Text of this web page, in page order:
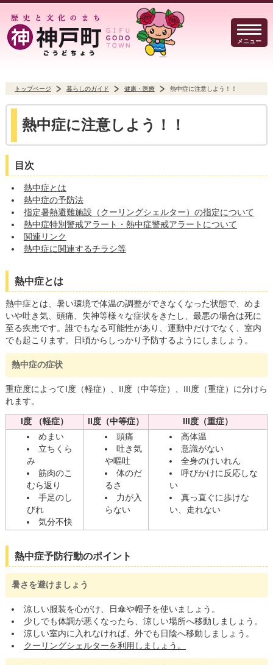
メニュー
暮らしのガイド イベント・観光
事業者の方へ
Select Language ▼
読み上げる
0584-27-3111
トップページへ戻る
トップページ 暮らしのガイド 健康・医療 熱中症に注意しよう！！
熱中症に注意しよう！！
目次
熱中症とは
熱中症の予防法
指定暑熱避難施設（クーリングシェルター）の指定について
熱中症特別警戒アラート・熱中症警戒アラートについて
関連リンク
熱中症に関連するチラシ等
熱中症とは
熱中症とは、暑い環境で体温の調整ができなくなった状態で、めま
いや吐き気、頭痛、失神等様々な症状をきたし、最悪の場合は死に
至る疾患です。誰でもなる可能性があり、運動中だけでなく、室内
でも起こります。日頃からしっかり予防するようにしましょう。
熱中症の症状
重症度によってI度（軽症）、II度（中等症）、III度（重症）に分けら
れます。
I度 （軽症） II度（中等症）
III度（重症）
めまい
立ちくら
み
筋肉のこ
むら返り
手足のし
びれ
気分不快
頭痛
吐き気
や嘔吐
体のだ
るさ
力が入
らない
高体温
意識がない
全身のけいれん
呼びかけに反応しな
い
真っ直ぐに歩けな
い、走れない
熱中症予防行動のポイント
暑さを避けましょう
涼しい服装を心がけ、日傘や帽子を使いましょう。
少しでも体調が悪くなったら、涼しい場所へ移動しましょう。
涼しい室内に入れなければ、外でも日陰へ移動しましょう。
クーリングシェルターを利用しましょう。